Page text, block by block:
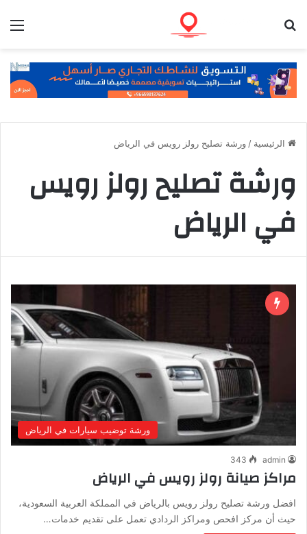
الرئيسية / ورشة تصليح رولز رويس في الرياض
ورشة تصليح رولز رويس
في الرياض
ورشة توضيب سيارات في الرياض
admin
343
مراكز صيانة رولز رويس في الرياض
افضل ورشة تصليح رولز رويس بالرياض في المملكة العربية السعودية،
حيث أن مركز افحص ومراكز الردادي تعمل على تقديم خدمات…